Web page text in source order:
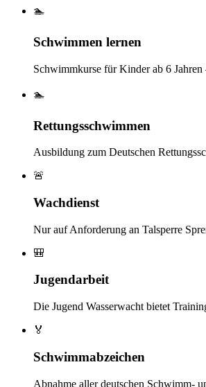
🏊
Schwimmen lernen
Schwimmkurse für Kinder ab 6
🏊
Rettungsschwimmen
Ausbildung zum Deutschen
🚨
Wachdienst
Nur auf Anforderung an Talsperre
🎒
Jugendarbeit
Die Jugend Wasserwacht bietet
🏅
Schwimmabzeichen
Abnahme aller deutschen Schwimm-